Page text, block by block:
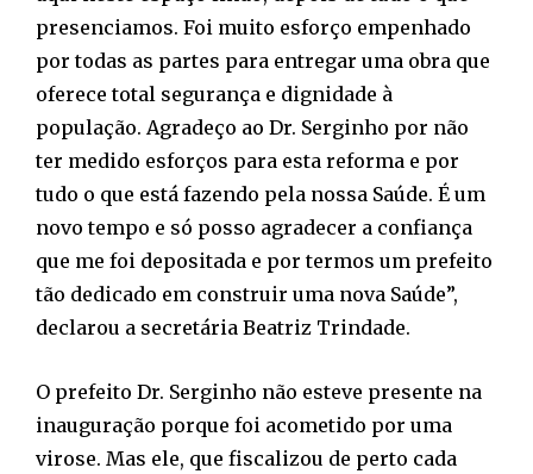
presenciamos. Foi muito esforço empenhado
por todas as partes para entregar uma obra que
oferece total segurança e dignidade à
população. Agradeço ao Dr. Serginho por não
ter medido esforços para esta reforma e por
tudo o que está fazendo pela nossa Saúde. É um
novo tempo e só posso agradecer a confiança
que me foi depositada e por termos um prefeito
tão dedicado em construir uma nova Saúde”,
declarou a secretária Beatriz Trindade.
O prefeito Dr. Serginho não esteve presente na
inauguração porque foi acometido por uma
virose. Mas ele, que fiscalizou de perto cada